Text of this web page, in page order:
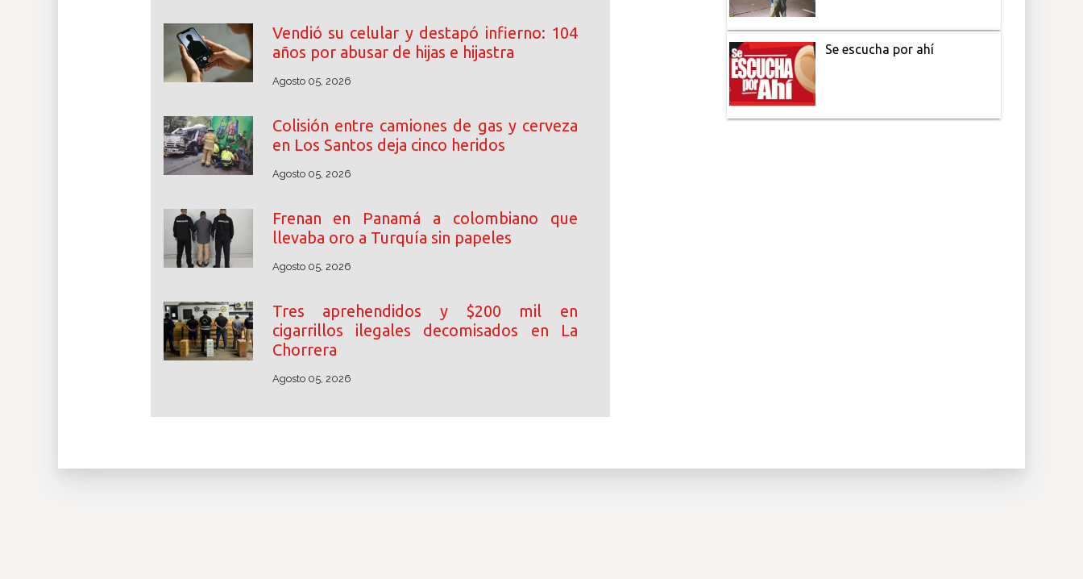
Vendió su celular y destapó infierno: 104
años por abusar de hijas e hijastra
Agosto 05, 2026
Colisión entre camiones de gas y cerveza
en Los Santos deja cinco heridos
Agosto 05, 2026
Frenan en Panamá a colombiano que
llevaba oro a Turquía sin papeles
Agosto 05, 2026
Tres aprehendidos y $200 mil en
cigarrillos ilegales decomisados en La
Chorrera
Agosto 05, 2026
Se escucha por ahí